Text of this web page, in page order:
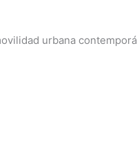
urbana